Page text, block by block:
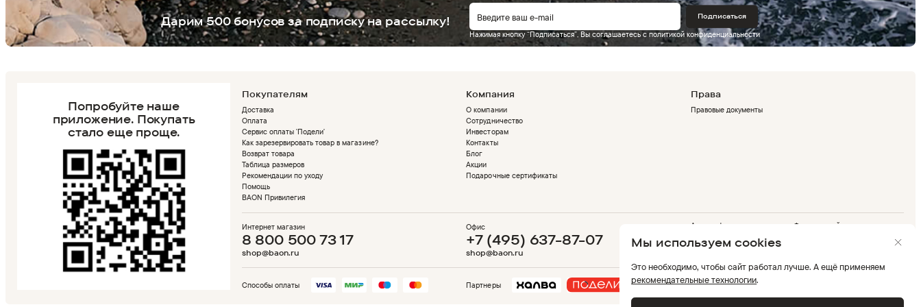
Дарим 500 бонусов за подписку на рассылку! Подписаться
Нажимая кнопку “Подписаться”, Вы соглашаетесь с политикой конфиденциальности
Мы используем cookies
Это необходимо, чтобы сайт работал лучше. А ещё применяем
рекомендательные технологии.
Попробуйте наше
приложение.Покупать
стало еще проще.
Покупателям
Доставка
Оплата
Сервис оплаты 'Подели'
Как зарезервировать товар в магазине?
Возврат товара
Таблица размеров
Рекомендации по уходу
Помощь
BAON Привилегия
Компания
О компании
Сотрудничество
Инвесторам
Контакты
Блог
Акции
Подарочные сертификаты
Права
Правовые документы
Интернет магазин
8 800 500 73 17
shop@baon.ru
Офис
+7 (495) 637-87-07
shop@baon.ru
Адрес офиса
г. Москва, Дербеневская
набережная 7,стр. 9
Флагманский магазин
Способы оплаты Партнеры Мы в соцсетях